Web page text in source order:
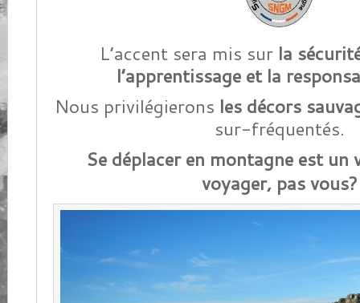
L’accent sera mis sur la
l’apprentissage et la
Nous privilégierons les décors
sur-fréquentés.
Se déplacer en montagne est un
voyager, pas vous?